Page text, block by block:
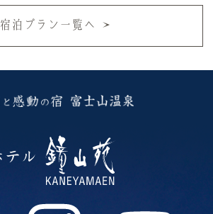
宿泊プラン一覧へ